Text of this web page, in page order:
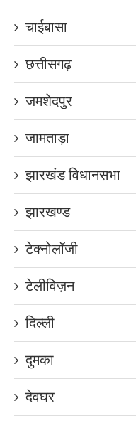
चाईबासा
छत्तीसगढ़
जमशेदपुर
जामताड़ा
झारखंड विधानसभा
झारखण्ड
टेक्नोलॉजी
टेलीविज़न
दिल्ली
दुमका
देवघर